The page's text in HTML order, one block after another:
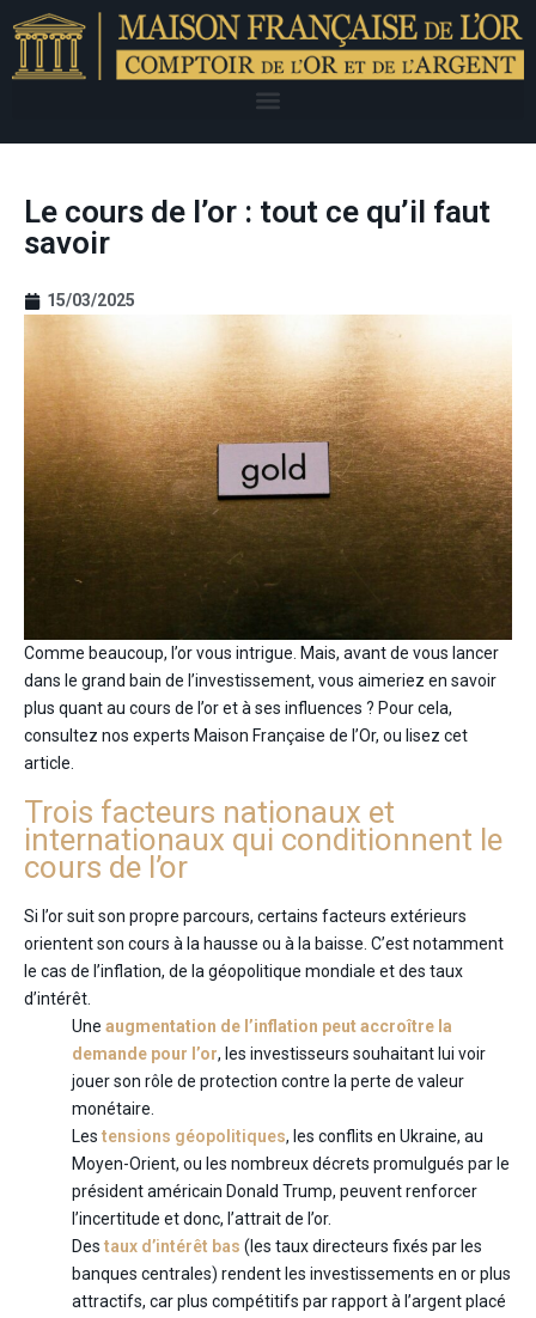
Le cours de l’or : tout ce qu’il faut
savoir
15/03/2025
Comme beaucoup, l’or vous intrigue. Mais, avant de vous lancer
dans le grand bain de l’investissement, vous aimeriez en savoir
plus quant au cours de l’or et à ses influences ? Pour cela,
consultez nos experts Maison Française de l’Or, ou lisez cet
article.
Trois facteurs nationaux et
internationaux qui conditionnent le
cours de l’or
Si l’or suit son propre parcours, certains facteurs extérieurs
orientent son cours à la hausse ou à la baisse. C’est notamment
le cas de l’inflation, de la géopolitique mondiale et des taux
d’intérêt.
Une augmentation de l’inflation peut accroître la
demande pour l’or, les investisseurs souhaitant lui voir
jouer son rôle de protection contre la perte de valeur
monétaire.
Les tensions géopolitiques, les conflits en Ukraine, au
Moyen-Orient, ou les nombreux décrets promulgués par le
président américain Donald Trump, peuvent renforcer
l’incertitude et donc, l’attrait de l’or.
Des taux d’intérêt bas (les taux directeurs fixés par les
banques centrales) rendent les investissements en or plus
attractifs, car plus compétitifs par rapport à l’argent placé